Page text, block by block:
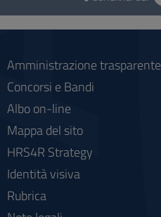
social
Amministrazione trasparente
Concorsi e Bandi
Albo on-line
Mappa del sito
HRS4R Strategy
Identità visiva
Rubrica